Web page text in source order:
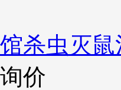
杀虫灭
价